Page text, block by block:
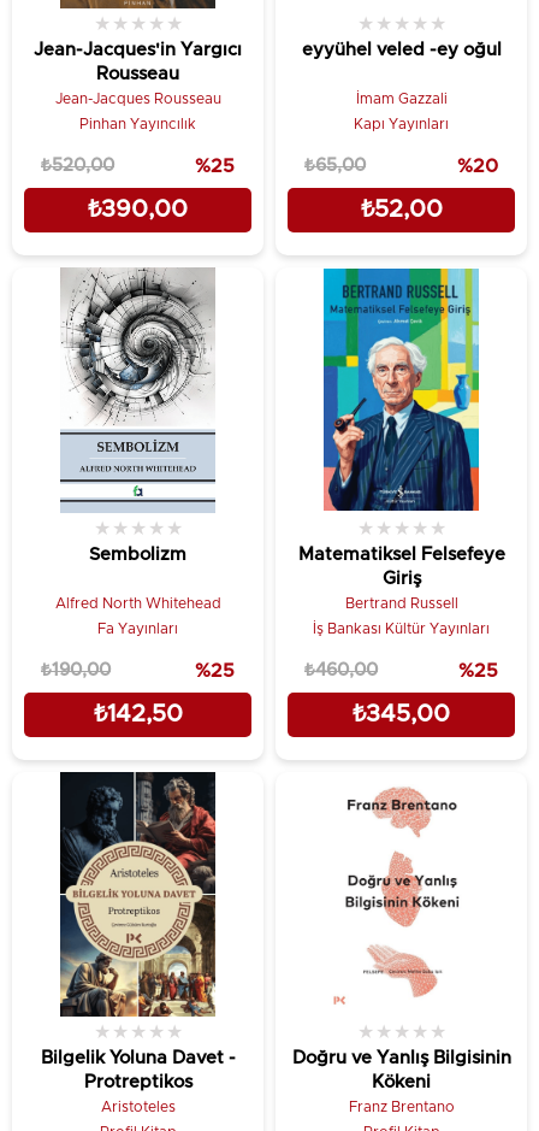
Jean-Jacques'in Yargıcı
Rousseau
★ ★ ★ ★ ★
Jean-Jacques Rousseau
Pinhan Yayıncılık
₺390,00
₺520,00 %25
eyyühel veled -ey oğul
★ ★ ★ ★ ★
İmam Gazzali
Kapı Yayınları
₺52,00
₺65,00 %20
Sembolizm
★ ★ ★ ★ ★
Alfred North Whitehead
Fa Yayınları
₺142,50
₺190,00 %25
Matematiksel Felsefeye
Giriş
★ ★ ★ ★ ★
Bertrand Russell
İş Bankası Kültür Yayınları
₺345,00
₺460,00 %25
Bilgelik Yoluna Davet -
Protreptikos
★ ★ ★ ★ ★
Aristoteles
Doğru ve Yanlış Bilgisinin
Kökeni
★ ★ ★ ★ ★
Franz Brentano